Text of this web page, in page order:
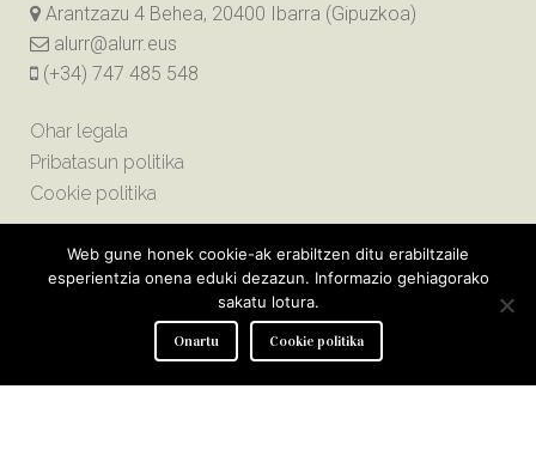
Arantzazu 4 Behea, 20400 Ibarra (Gipuzkoa)
alurr@alurr.eus
(+34) 747 485 548
Ohar legala
Pribatasun politika
Cookie politika
Web gune honek cookie-ak erabiltzen ditu erabiltzaile
esperientzia onena eduki dezazun. Informazio gehiagorako
sakatu lotura.
Onartu Cookie politika